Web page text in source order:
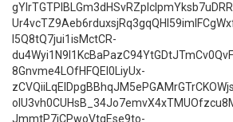
l5Q8tQ7jui1isMctCR-
8Gnvme4LOfHFQEI0LiyUx-
JmmtP7iCPwoVtgEse9to-